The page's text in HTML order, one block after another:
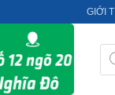
GIỚI
Tìm
sản